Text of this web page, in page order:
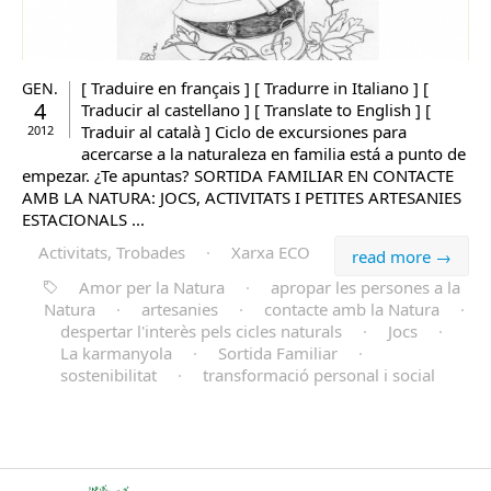
GEN.
4
2012
[ Traduire en français ] [ Tradurre in Italiano ] [
Traducir al castellano ] [ Translate to English ] [
Traduir al català ] Ciclo de excursiones para
acercarse a la naturaleza en familia está a punto de
empezar. ¿Te apuntas? SORTIDA FAMILIAR EN CONTACTE
AMB LA NATURA: JOCS, ACTIVITATS I PETITES ARTESANIES
ESTACIONALS ...
read more →
Activitats, Trobades ·
Xarxa ECO
Amor per la Natura
·
apropar les persones a la
Natura
· artesanies · contacte amb la Natura
·
despertar l'interès pels cicles naturals
· Jocs
·
La karmanyola
· Sortida Familiar
·
sostenibilitat
· transformació personal i social